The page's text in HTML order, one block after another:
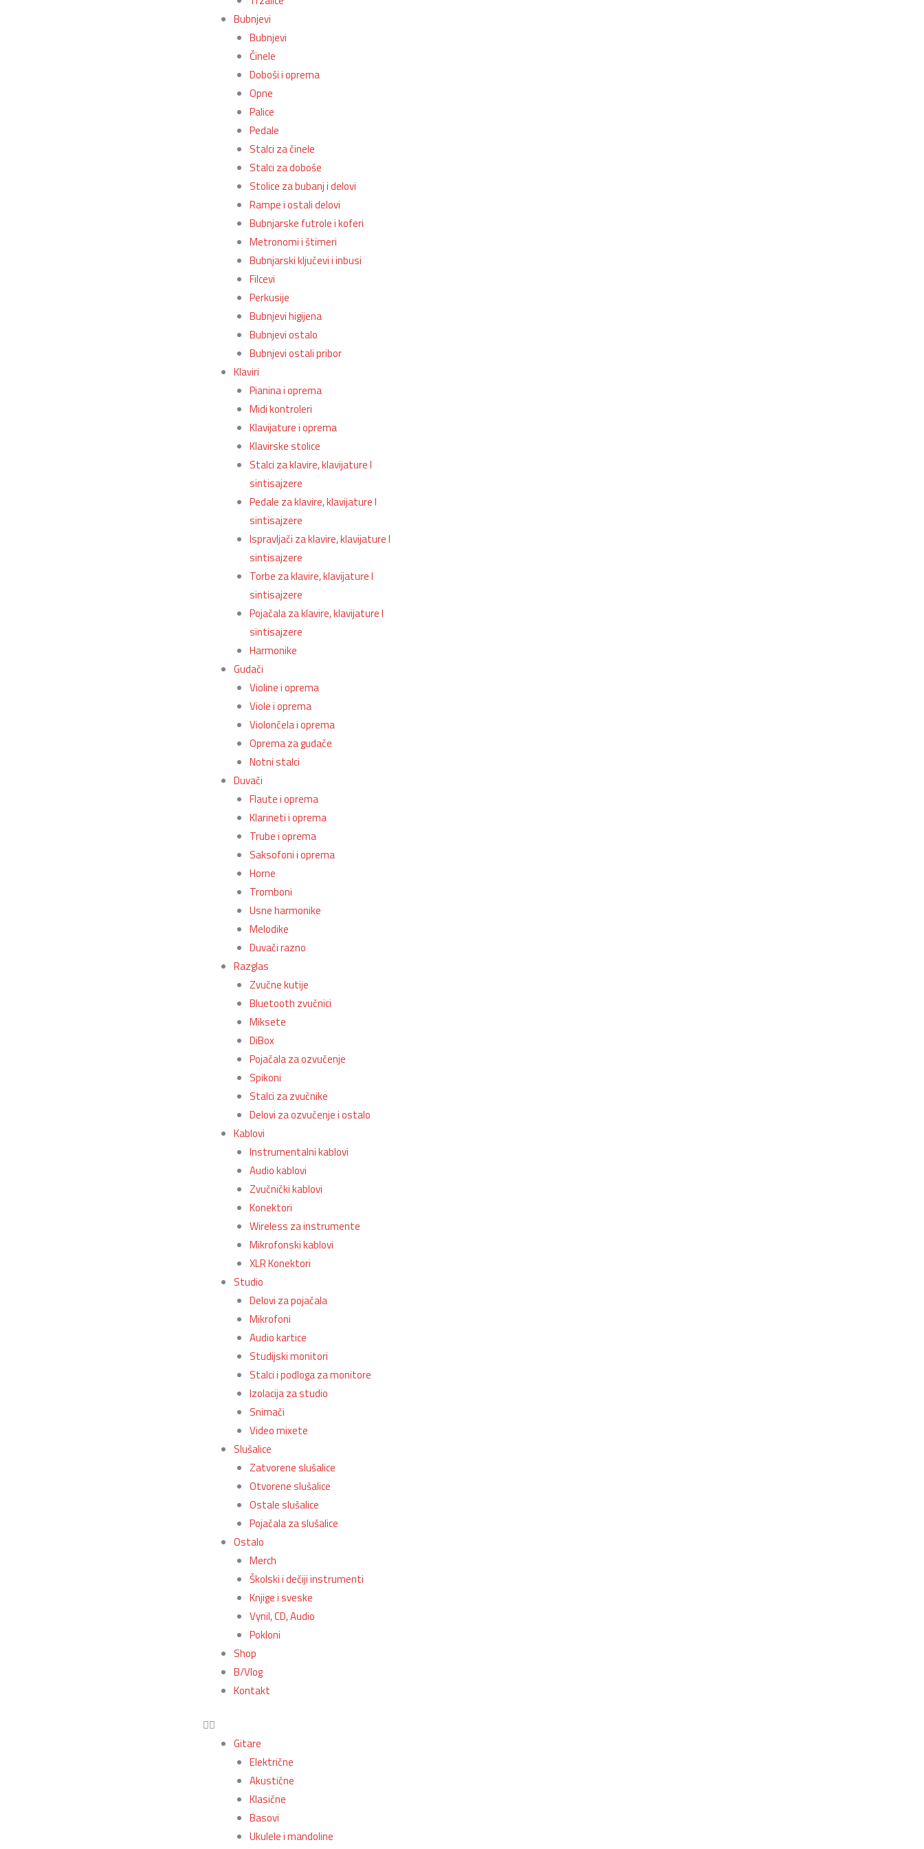
Bubnjevi
Bubnjevi
Činele
Doboši i oprema
Opne
Palice
Pedale
Stalci za činele
Stalci za doboše
Stolice za bubanj i delovi
Rampe i ostali delovi
Bubnjarske futrole i koferi
Metronomi i štimeri
Bubnjarski ključevi i inbusi
Filcevi
Perkusije
Bubnjevi higijena
Bubnjevi ostalo
Bubnjevi ostali pribor
Klaviri
Pianina i oprema
Midi kontroleri
Klavijature i oprema
Klavirske stolice
Stalci za klavire, klavijature I
sintisajzere
Pedale za klavire, klavijature I
sintisajzere
Ispravljači za klavire, klavijature I
sintisajzere
Torbe za klavire, klavijature I
sintisajzere
Pojačala za klavire, klavijature I
sintisajzere
Harmonike
Gudači
Violine i oprema
Viole i oprema
Violončela i oprema
Oprema za gudače
Notni stalci
Duvači
Flaute i oprema
Klarineti i oprema
Trube i oprema
Saksofoni i oprema
Horne
Tromboni
Usne harmonike
Melodike
Duvači razno
Razglas
Zvučne kutije
Bluetooth zvučnici
Miksete
DiBox
Pojačala za ozvučenje
Spikoni
Stalci za zvučnike
Delovi za ozvučenje i ostalo
Kablovi
Instrumentalni kablovi
Audio kablovi
Zvučnički kablovi
Konektori
Wireless za instrumente
Mikrofonski kablovi
XLR Konektori
Studio
Delovi za pojačala
Mikrofoni
Audio kartice
Studijski monitori
Stalci i podloga za monitore
Izolacija za studio
Snimači
Video mixete
Slušalice
Zatvorene slušalice
Otvorene slušalice
Ostale slušalice
Pojačala za slušalice
Ostalo
Merch
Školski i dečiji instrumenti
Knjige i sveske
Vynil, CD, Audio
Pokloni
Shop
B/Vlog
Kontakt
Gitare
Električne
Akustične
Klasične
Basovi
Ukulele i mandoline